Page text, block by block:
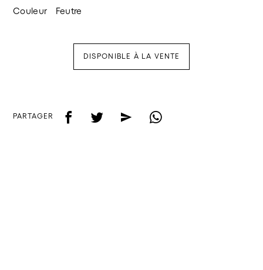
Couleur
Feutre
DISPONIBLE À LA VENTE
PARTAGER f t e w